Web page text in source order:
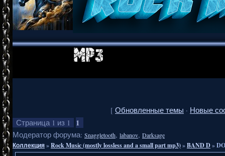
[ Обновленные темы · Новые
Страница 1 из 1 1
Модератор форума: Snaggletooth, labanov, Darksage
Коллекция»Rock Music (mostly lossless and a small part mp3)»BAND D»